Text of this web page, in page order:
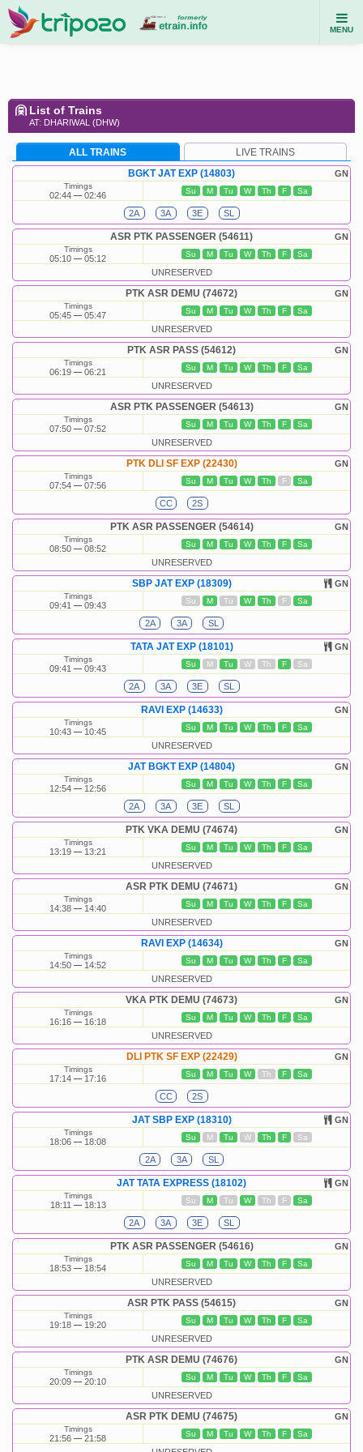
MENU
List of Trains
AT: DHARIWAL (DHW)
ALL TRAINS LIVE TRAINS
GN
BGKT JAT EXP (14803)
Timings
02:44 02:46 Su M Tu W Th F Sa
2A 3A 3E SL
GN
ASR PTK PASSENGER (54611)
Timings
05:10 05:12 Su M Tu W Th F Sa
UNRESERVED
GN
PTK ASR DEMU (74672)
Timings
05:45 05:47 Su M Tu W Th F Sa
UNRESERVED
GN
PTK ASR PASS (54612)
Timings
06:19 06:21 Su M Tu W Th F Sa
UNRESERVED
GN
ASR PTK PASSENGER (54613)
Timings
07:50 07:52 Su M Tu W Th F Sa
UNRESERVED
GN
PTK DLI SF EXP (22430)
Timings
07:54 07:56 Su M Tu W Th F Sa
CC 2S
GN
PTK ASR PASSENGER (54614)
Timings
08:50 08:52 Su M Tu W Th F Sa
UNRESERVED
GN
SBP JAT EXP (18309)
Timings
09:41 09:43 Su M Tu W Th F Sa
2A 3A SL
GN
TATA JAT EXP (18101)
Timings
09:41 09:43 Su M Tu W Th F Sa
2A 3A 3E SL
GN
RAVI EXP (14633)
Timings
10:43 10:45 Su M Tu W Th F Sa
UNRESERVED
GN
JAT BGKT EXP (14804)
Timings
12:54 12:56 Su M Tu W Th F Sa
2A 3A 3E SL
GN
PTK VKA DEMU (74674)
Timings
13:19 13:21 Su M Tu W Th F Sa
UNRESERVED
GN
ASR PTK DEMU (74671)
Timings
14:38 14:40 Su M Tu W Th F Sa
UNRESERVED
GN
RAVI EXP (14634)
Timings
14:50 14:52 Su M Tu W Th F Sa
UNRESERVED
GN
VKA PTK DEMU (74673)
Timings
16:16 16:18 Su M Tu W Th F Sa
UNRESERVED
GN
DLI PTK SF EXP (22429)
Timings
17:14 17:16 Su M Tu W Th F Sa
CC 2S
GN
JAT SBP EXP (18310)
Timings
18:06 18:08 Su M Tu W Th F Sa
2A 3A SL
GN
JAT TATA EXPRESS (18102)
Timings
18:11 18:13 Su M Tu W Th F Sa
2A 3A 3E SL
GN
PTK ASR PASSENGER (54616)
Timings
18:53 18:54 Su M Tu W Th F Sa
UNRESERVED
GN
ASR PTK PASS (54615)
Timings
19:18 19:20 Su M Tu W Th F Sa
UNRESERVED
GN
PTK ASR DEMU (74676)
Timings
20:09 20:10 Su M Tu W Th F Sa
UNRESERVED
GN
ASR PTK DEMU (74675)
Timings
21:56 21:58 Su M Tu W Th F Sa